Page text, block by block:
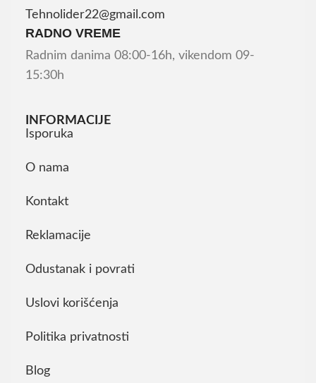
Tehnolider22@gmail.com
RADNO VREME
Radnim danima 08:00-16h, vikendom 09-
15:30h
INFORMACIJE
Isporuka
O nama
Kontakt
Reklamacije
Odustanak i povrati
Uslovi korišćenja
Politika privatnosti
Blog